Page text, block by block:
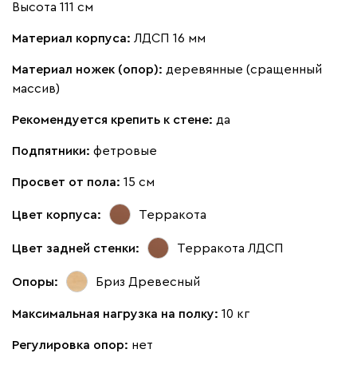
Высота 111 см
Материал корпуса: ЛДСП 16 мм
Материал ножек (опор): деревянные (сращенный
массив)
Рекомендуется крепить к стене: да
Подпятники: фетровые
Просвет от пола: 15 см
Цвет корпуса: Терракота
Цвет задней стенки: Терракота ЛДСП
Опоры: Бриз Древесный
Максимальная нагрузка на полку: 10 кг
Регулировка опор: нет